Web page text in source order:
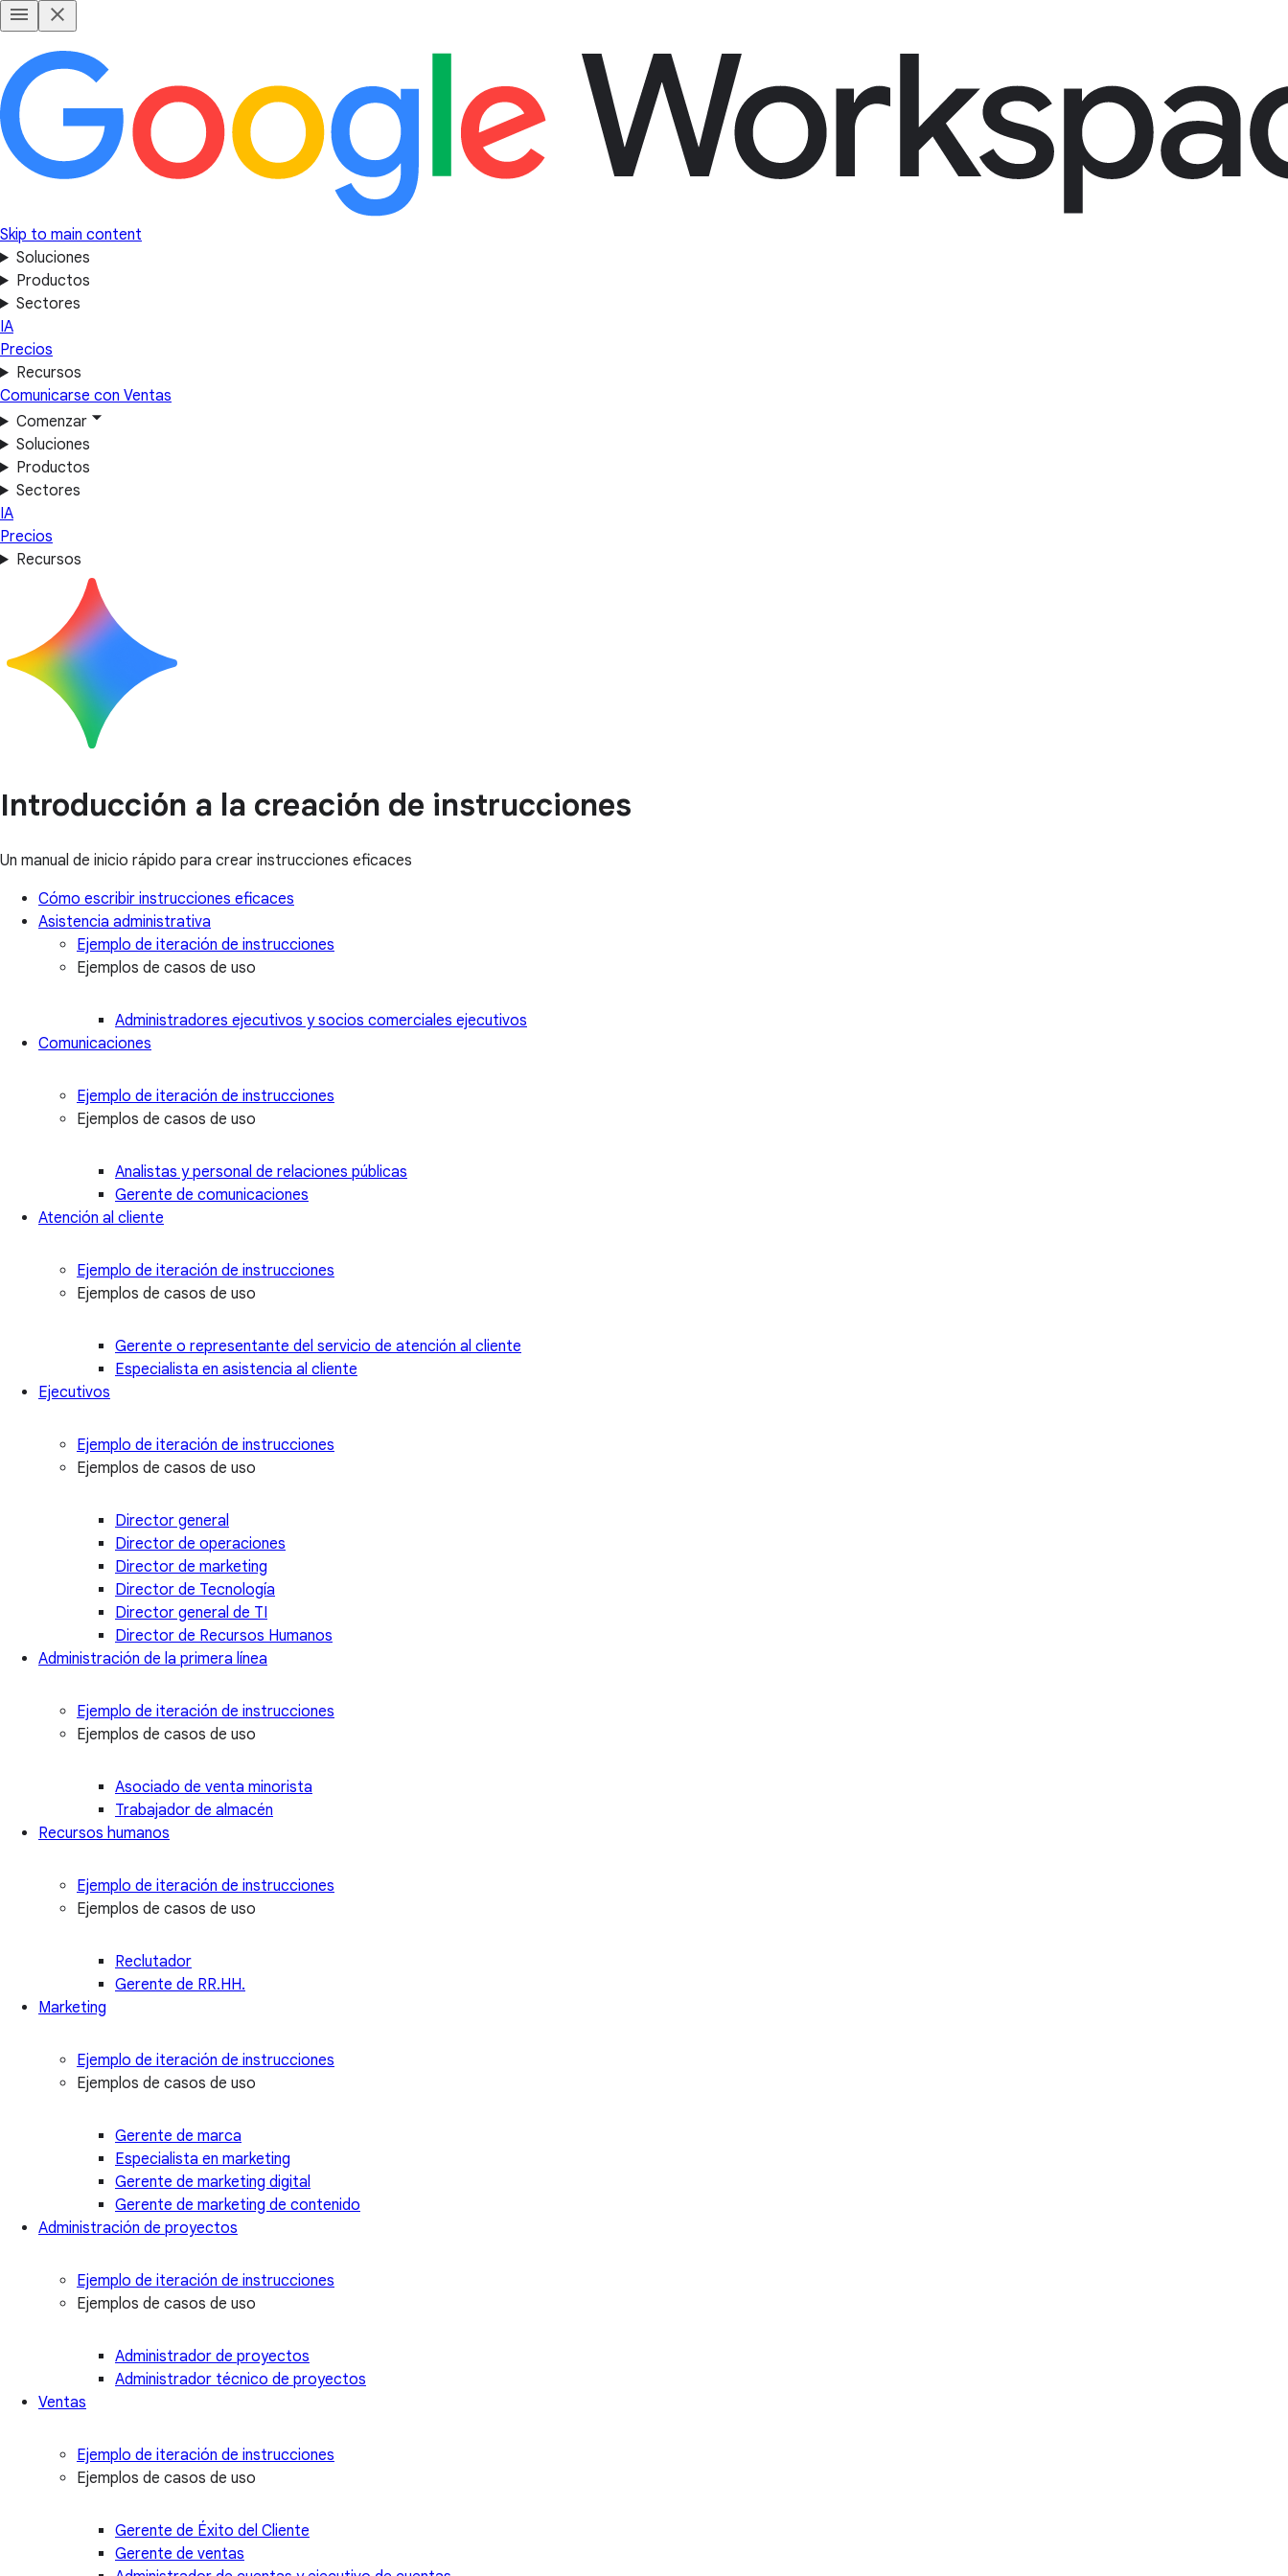
Skip to main content
Soluciones
Productos
Sectores
IA
Precios
Recursos
Comunicarse con Ventas
Comenzar
Soluciones
Productos
Sectores
IA
Precios
Recursos
Introducción a la creación de instrucciones
Un manual de inicio rápido para crear instrucciones eficaces
Cómo escribir instrucciones eficaces
Asistencia administrativa
Ejemplo de iteración de instrucciones
Ejemplos de casos de uso
Administradores ejecutivos y socios comerciales ejecutivos
Comunicaciones
Ejemplo de iteración de instrucciones
Ejemplos de casos de uso
Analistas y personal de relaciones públicas
Gerente de comunicaciones
Atención al cliente
Ejemplo de iteración de instrucciones
Ejemplos de casos de uso
Gerente o representante del servicio de atención al cliente
Especialista en asistencia al cliente
Ejecutivos
Ejemplo de iteración de instrucciones
Ejemplos de casos de uso
Director general
Director de operaciones
Director de marketing
Director de Tecnología
Director general de TI
Director de Recursos Humanos
Administración de la primera línea
Ejemplo de iteración de instrucciones
Ejemplos de casos de uso
Asociado de venta minorista
Trabajador de almacén
Recursos humanos
Ejemplo de iteración de instrucciones
Ejemplos de casos de uso
Reclutador
Gerente de RR.HH.
Marketing
Ejemplo de iteración de instrucciones
Ejemplos de casos de uso
Gerente de marca
Especialista en marketing
Gerente de marketing digital
Gerente de marketing de contenido
Administración de proyectos
Ejemplo de iteración de instrucciones
Ejemplos de casos de uso
Administrador de proyectos
Administrador técnico de proyectos
Ventas
Ejemplo de iteración de instrucciones
Ejemplos de casos de uso
Gerente de Éxito del Cliente
Gerente de ventas